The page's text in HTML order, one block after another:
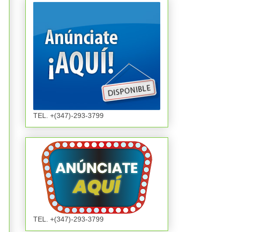
TEL. +(347)-293-3799
TEL. +(347)-293-3799